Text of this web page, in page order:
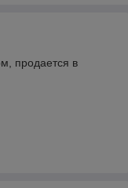
продается в